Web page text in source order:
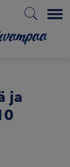
Menu
ja